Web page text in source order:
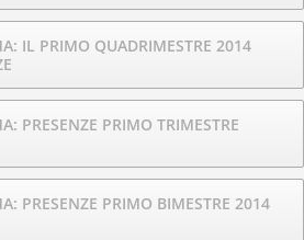
IL PRIMO QUADRIMESTRE 2014
PRESENZE PRIMO TRIMESTRE
PRESENZE PRIMO BIMESTRE 2014